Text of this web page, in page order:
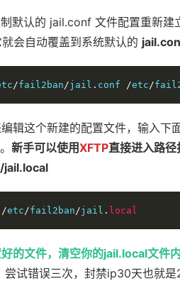
默认的 jail.conf 文件配置重新建
会自动覆盖到系统默认的
/fail2ban/jail . conf /etc/
辑这个新建的配置文件，输入下
新手可以使用XFTP直接进入路
/etc/fail2ban/jail . local
的文件，清空你的jail.local文件
尝试错误三次，封禁ip30天也就